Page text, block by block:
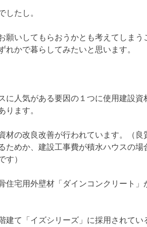
したし。
いしてもらおうかとも考えてしまう
かで暮らしてみたいと思います。
に人気がある要因の１つに使用建設資
ります。
材の改良改善が行われています。（良
ためか、建設工事費が積水ハウスの場
す）
住宅用外壁材「ダインコンクリート」
建て「イズシリーズ」に採用されてい